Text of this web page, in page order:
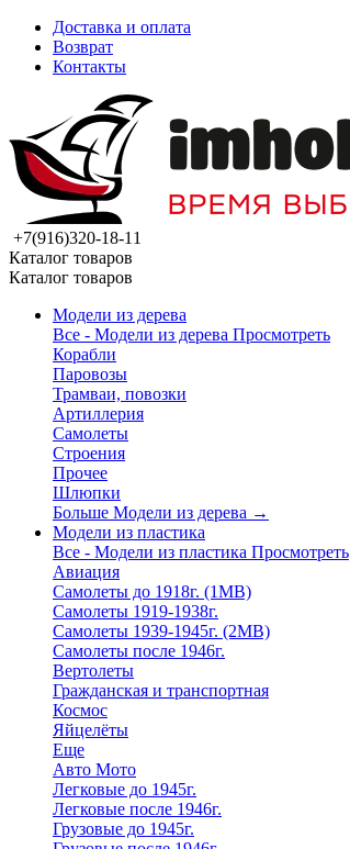
Доставка и оплата
Возврат
Контакты
+7(916)320-18-11
Каталог товаров
Каталог товаров
Модели из дерева
Все - Модели из дерева Просмотреть
Корабли
Паровозы
Трамваи, повозки
Артиллерия
Самолеты
Строения
Прочее
Шлюпки
Больше Модели из дерева →
Модели из пластика
Все - Модели из пластика Просмотреть
Авиация
Самолеты до 1918г. (1МВ)
Самолеты 1919-1938г.
Самолеты 1939-1945г. (2МВ)
Самолеты после 1946г.
Вертолеты
Гражданская и транспортная
Космос
Яйцелёты
Еще
Авто Мото
Легковые до 1945г.
Легковые после 1946г.
Грузовые до 1945г.